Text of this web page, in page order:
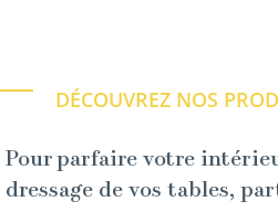
DÉCOUVREZ NOS
Pour parfaire votre
dressage de vos tables,